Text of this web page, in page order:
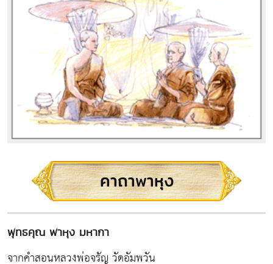
คาถาพาหุง
พุทธคุณ พาหุง มหากา
จากคำสอนหลวงพ่อจรัญ วัดอัมพวัน